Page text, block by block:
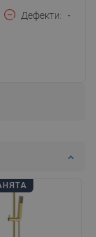
Дефекти -